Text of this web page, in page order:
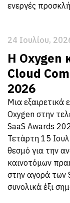
ενεργές
24 Ιουλίου,
Η Oxygen
Cloud
2026
Μια εξαιρετικά
Oxygen στην
SaaS Awards
Τετάρτη 15
θεσμό για την
καινοτόμων
στην αγορά των
συνολικά έξι